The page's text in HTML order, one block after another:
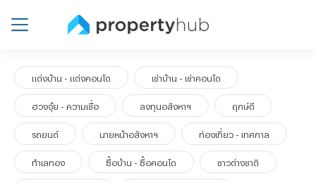
แต่งบ้าน - แต่งคอนโด เช่าบ้าน - เช่าคอนโด
ฮวงจุ้ย - ความเชื่อ ลงทุนอสังหาฯ ฤกษ์ดี
รถยนต์ นายหน้าอสังหาฯ ท่องเที่ยว - เทศกาล
ทำเลทอง ซื้อบ้าน - ซื้อคอนโด ชาวต่างชาติ